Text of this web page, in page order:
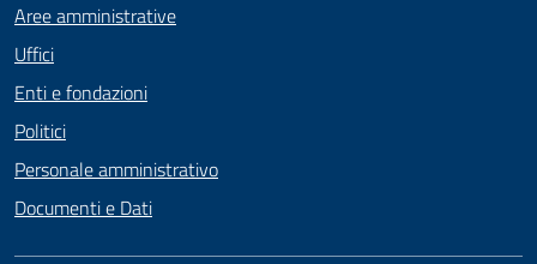
Aree amministrative
Uffici
Enti e fondazioni
Politici
Personale amministrativo
Documenti e Dati